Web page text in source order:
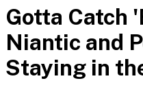
Gotta Catch
Niantic and
Staying in